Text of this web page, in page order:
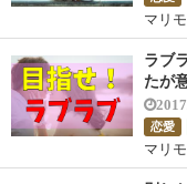
マリモ
ラブ
たが
恋愛
マリモ